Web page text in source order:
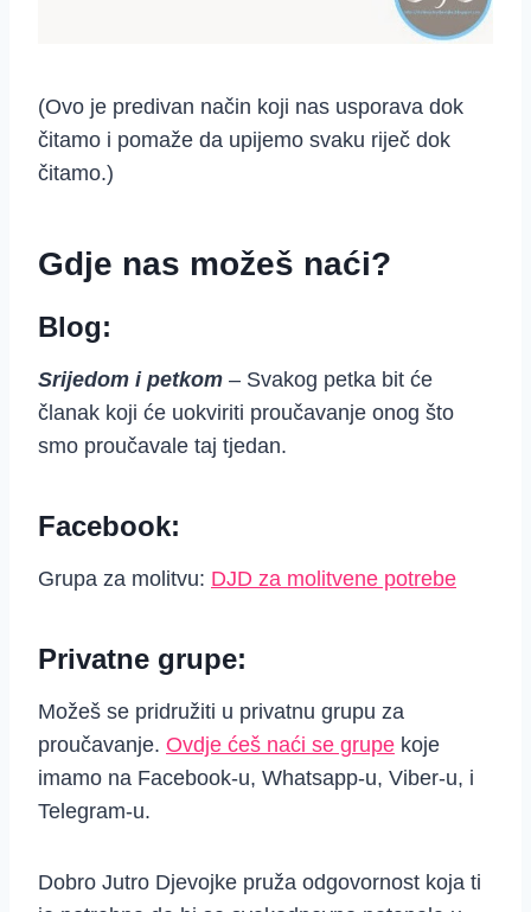
(Ovo je predivan način koji nas usporava dok
čitamo i pomaže da upijemo svaku riječ dok
čitamo.)
Gdje nas možeš naći?
Blog:
Srijedom i petkom – Svakog petka bit će
članak koji će uokviriti proučavanje onog što
smo proučavale taj tjedan.
Facebook:
Grupa za molitvu: DJD za molitvene potrebe
Privatne grupe:
Možeš se pridružiti u privatnu grupu za
proučavanje. Ovdje ćeš naći se grupe koje
imamo na Facebook-u, Whatsapp-u, Viber-u, i
Telegram-u.
Dobro Jutro Djevojke pruža odgovornost koja ti